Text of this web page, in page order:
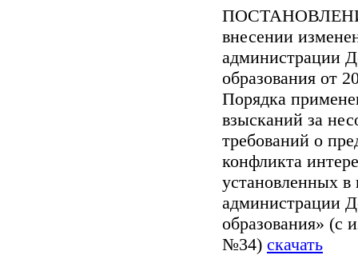
внесении
администрации
образования от
Порядка
взысканий за
требований о
конфликта
установленных в
администрации
образования» (с
№34) скачать